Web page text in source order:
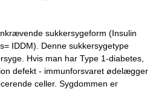
sukkersygeform (Insulin
IDDM). Denne sukkersygetype
Hvis man har Type 1-diabetes,
defekt - immunforsvaret ødelægger
celler. Sygdommen er